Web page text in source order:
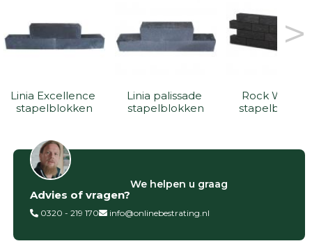
Linia Excellence
stapelblokken
Linia palissade
stapelblokken
Rock Walling
>
Filter op
Categorieën
Betontegels
Advies of vragen?
We helpen u graag
0320 - 219 170 info@onlinebestrating.nl